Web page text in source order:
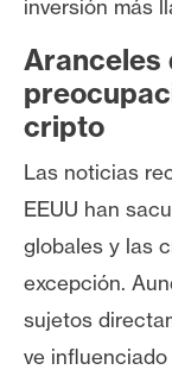
d
e
P
r
e
n
s
T
inversión más
Aranceles
cripto
Las noticias
EEUU han
globales y las
excepción.
sujetos
ve